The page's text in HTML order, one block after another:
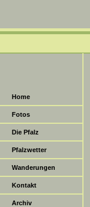
Home
Fotos
Die Pfalz
Pfalzwetter
Wanderungen
Kontakt
Archiv